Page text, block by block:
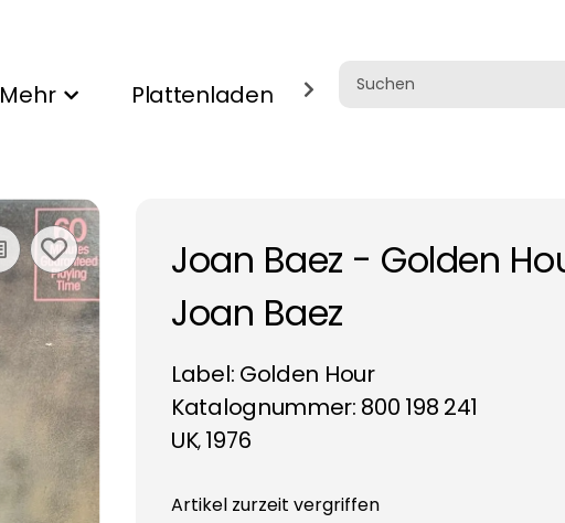
Mehr Plattenladen Ankauf
Joan Baez - Golden
Joan Baez
Label: Golden Hour
Katalognummer: 800 198 241
UK, 1976
Artikel zurzeit vergriffen